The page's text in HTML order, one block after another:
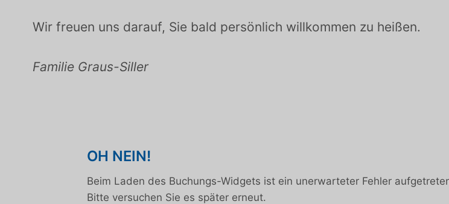
Wir freuen uns darauf, Sie bald persönlich willkommen zu heißen.
Familie Graus-Siller
OH NEIN!
Beim Laden des Buchungs-Widgets ist ein unerwarteter Fehler
Bitte versuchen Sie es später erneut.